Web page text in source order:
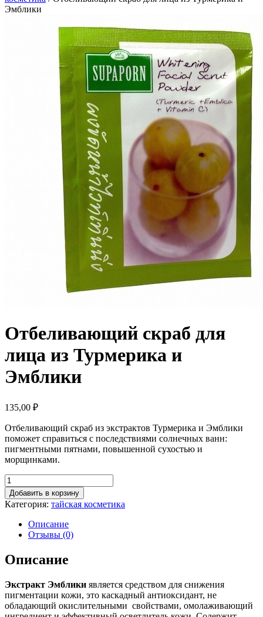
Эмблики
Отбеливающий скраб для
лица из Турмерика и
Эмблики
135,00 ₽
Отбеливающий скраб из экстрактов Турмерика и Эмблики
поможет справиться с последствиями солнечных ванн:
пигментными пятнами, повышенной сухостью и
морщинками.
Добавить в корзину
Категория: тайская косметика
Описание
Отзывы (0)
Описание
Экстракт Эмблики является средством для снижения
пигментации кожи, это каскадный антиоксидант, не
обладающий окислительными свойствами, омолаживающий